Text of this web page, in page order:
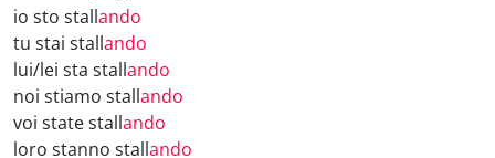
io sto stallando
tu stai stallando
lui/lei sta stallando
noi stiamo stallando
voi state stallando
loro stanno stallando